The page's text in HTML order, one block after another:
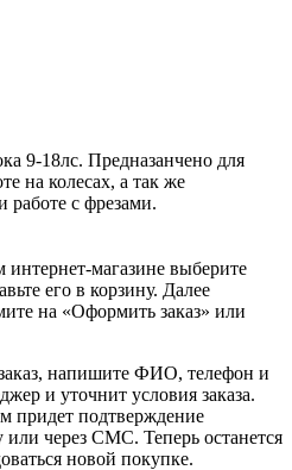
9-18лс. Предназанчено для
на колесах, а так же
с фрезами.
магазине выберите
его в корзину. Далее
на «Оформить заказ» или
напишите ФИО, телефон и
и уточнит условия заказа.
придет подтверждение
или через СМС. Теперь останется
новой покупке.